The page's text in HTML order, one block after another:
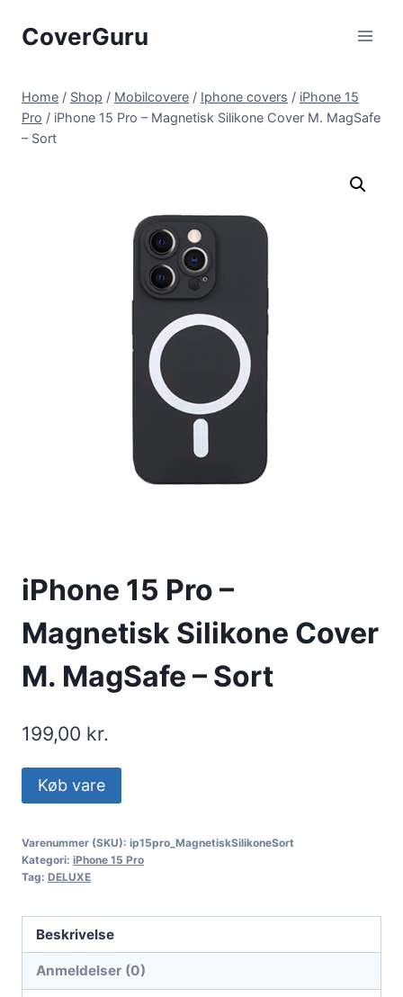
CoverGuru
Home / Shop / Mobilcovere / Iphone covers / iPhone 15
Pro / iPhone 15 Pro – Magnetisk Silikone Cover M. MagSafe
– Sort
iPhone 15 Pro –
Magnetisk Silikone Cover
M. MagSafe – Sort
199,00 kr.
Køb vare
Varenummer (SKU): ip15pro_MagnetiskSilikoneSort
Kategori: iPhone 15 Pro
Tag: DELUXE
Beskrivelse
Anmeldelser (0)